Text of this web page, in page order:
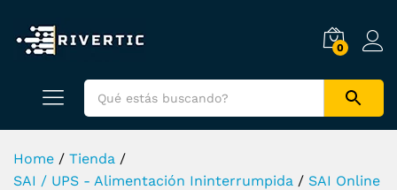
0
Home / Tienda /
SAI / UPS - Alimentación Ininterrumpida / SAI Online